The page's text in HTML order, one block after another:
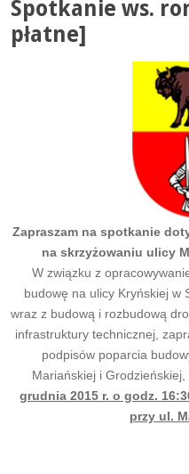
Spotkanie ws.
płatne]
Zapraszam na spotkanie
na skrzyżowaniu ulicy
W związku z
budowę na ulicy Kryńskiej w
wraz z budową i rozbudową
infrastruktury technicznej,
podpisów poparcia
Mariańskiej i
grudnia 2015 r. o godz.
przy ul.